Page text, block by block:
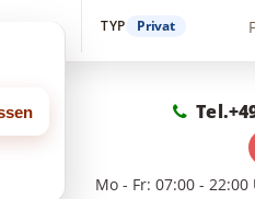
TYP Privat
Tel.
Mo - Fr: 07:00 -